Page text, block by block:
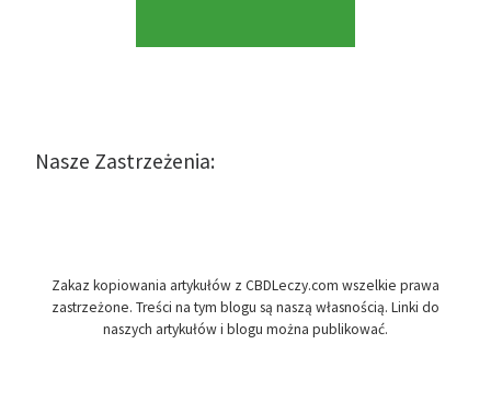
Nasze Zastrzeżenia:
Zakaz kopiowania artykułów z CBDLeczy.com wszelkie prawa
zastrzeżone. Treści na tym blogu są naszą własnością. Linki do
naszych artykułów i blogu można publikować.